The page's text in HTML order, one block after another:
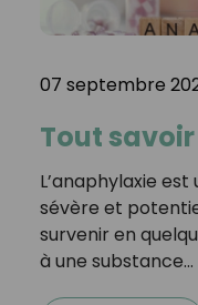
07 septembre
Tout
L’anaphylaxie
sévère et
survenir en
à une substance…